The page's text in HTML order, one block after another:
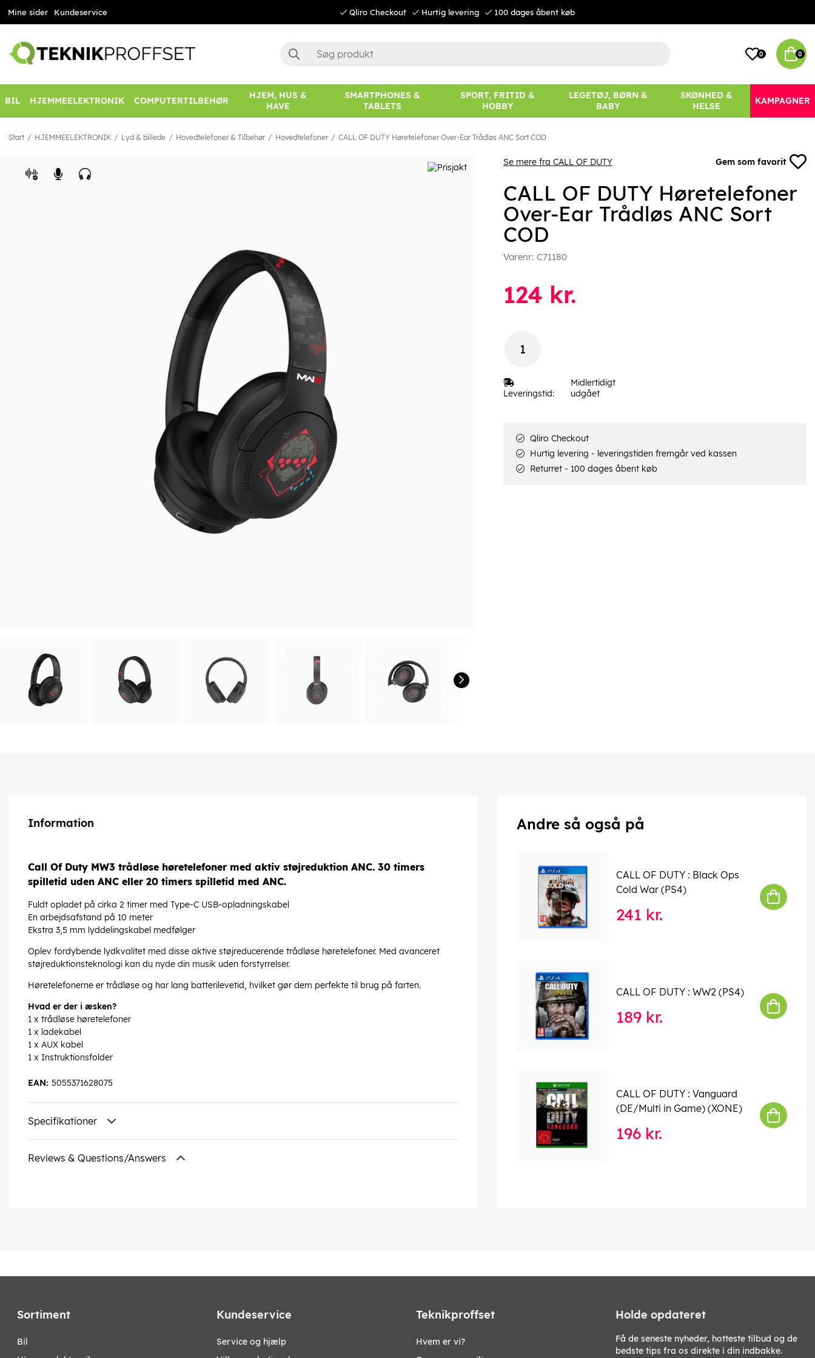
Mine sider Kundeservice Qliro Checkout Hurtig levering 100 dages åbent køb
0 0
BIL HJEMMEELEKTRONIK COMPUTERTILBEHØR
HJEM, HUS &
HAVE
SMARTPHONES &
TABLETS
SPORT, FRITID &
HOBBY
LEGETØJ, BØRN &
BABY
SKØNHED &
HELSE
KAMPAGNER
Start HJEMMEELEKTRONIK Lyd & billede Hovedtelefoner & Tilbehør Hovedtelefoner CALL OF DUTY Høretelefoner Over-Ear Trådløs ANC Sort COD
Se mere fra CALL OF DUTY Gem som favorit
CALL OF DUTY Høretelefoner
Over-Ear Trådløs ANC Sort
COD
Varenr: C71180
124 kr.
Leveringstid:
Midlertidigt
udgået
Qliro Checkout
Hurtig levering - leveringstiden fremgår ved kassen
Returret - 100 dages åbent køb
Information
Call Of Duty MW3 trådløse høretelefoner med aktiv støjreduktion ANC. 30 timers
spilletid uden ANC eller 20 timers spilletid med ANC.
Fuldt opladet på cirka 2 timer med Type-C USB-opladningskabel
En arbejdsafstand på 10 meter
Ekstra 3,5 mm lyddelingskabel medfølger
Oplev fordybende lydkvalitet med disse aktive støjreducerende trådløse høretelefoner. Med avanceret
støjreduktionsteknologi kan du nyde din musik uden forstyrrelser.
Høretelefonerne er trådløse og har lang batterilevetid, hvilket gør dem perfekte til brug på farten.
Hvad er der i æsken?
1 x trådløse høretelefoner
1 x ladekabel
1 x AUX kabel
1 x Instruktionsfolder
5055371628075
EAN:
Specifikationer
Reviews & Questions/Answers
Andre så også på
CALL OF DUTY : Black Ops
Cold War (PS4)
241 kr.
CALL OF DUTY : WW2 (PS4)
189 kr.
CALL OF DUTY : Vanguard
(DE/Multi in Game) (XONE)
196 kr.
Sortiment
bil
Kundeservice
Service og hjælp
Teknikproffset
Hvem er vi?
Holde opdateret
Få de seneste nyheder, hotteste tilbud og de
bedste tips fra os direkte i din indbakke.